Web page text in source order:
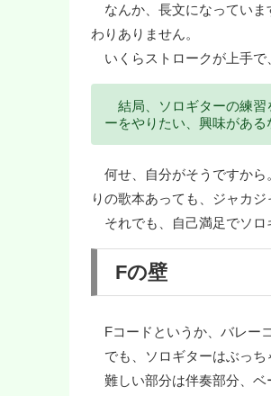
なんか、長文になっていま
わりありません。
いくらストロークが上手で
結局、ソロギターの練習
ーをやりたい、興味がある
何せ、自分がそうですから
りの歌本あっても、ジャカジ
それでも、自己満足でソロ
Fの壁
Fコードというか、バレー
でも、ソロギターはぶっち
難しい部分は伴奏部分、ベ